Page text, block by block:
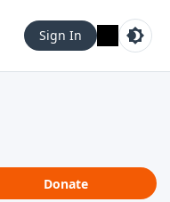
Sign In
Donate